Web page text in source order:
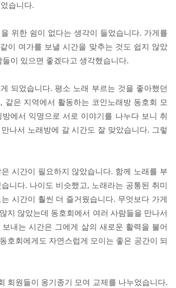
습니다.
위한 쉼이 없다는 생각이 들었습니다. 가게를
이 여가를 보낼 시간을 맞추는 것도 쉽지 않았
이 있으면 좋겠다고 생각했습니다.
되었습니다. 평소 노래 부르는 것을 좋아했던
같은 지역에서 활동하는 코인노래방 동호회 모
에서 익명으로 서로 이야기를 나누다 보니 취
나서 노래방에 갈 시간도 잘 맞았습니다. 그렇
시간이 필요하지 않았습니다. 함께 노래를 부
니다. 나이도 비슷했고, 노래라는 공통된 취미
시간이 훨씬 더 즐거웠습니다. 무엇보다 가게
지 않았는데 동호회에서 여러 사람들을 만나서
내는 시간은 그에게 삶의 새로운 활력을 불어
호회에게도 자연스럽게 모이는 좋은 공간이 되
회원들이 옹기종기 모여 교제를 나누었습니다.